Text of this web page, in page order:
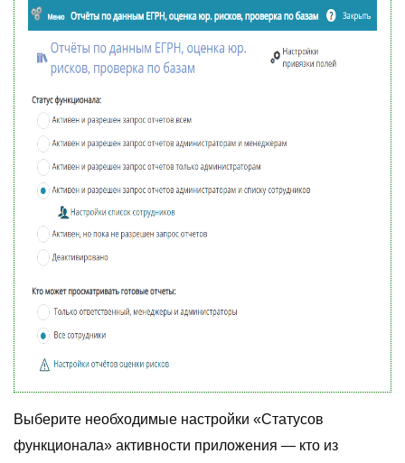
Выберите необходимые настройки «Статусов
функционала» активности приложения — кто из